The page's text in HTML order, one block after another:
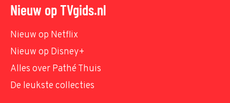
Nieuw op TVgids.nl
Nieuw op Netflix
Nieuw op Disney+
Alles over Pathé Thuis
De leukste collecties